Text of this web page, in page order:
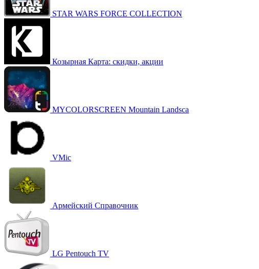
STAR WARS FORCE COLLECTION
Козырная Карта: скидки, акции
MYCOLORSCREEN Mountain Landsca
VMic
Армейский Справочник
LG Pentouch TV